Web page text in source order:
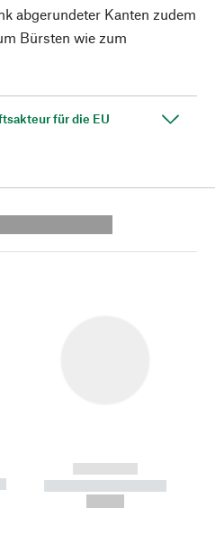
abgerundeter Kanten zudem
Bürsten wie zum
für die EU
------------
----------- -----------